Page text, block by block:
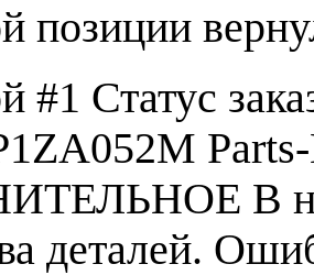
позиции
#1 Статус
В
деталей.